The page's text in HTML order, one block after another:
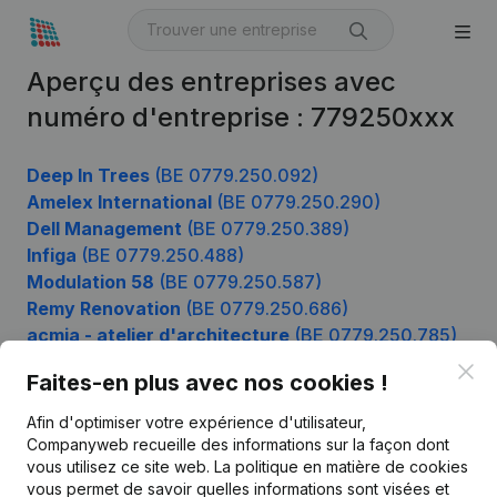
Aperçu des entreprises avec
numéro d'entreprise : 779250xxx
Deep In Trees (BE 0779.250.092)
Amelex International (BE 0779.250.290)
Dell Management (BE 0779.250.389)
Infiga (BE 0779.250.488)
Modulation 58 (BE 0779.250.587)
Remy Renovation (BE 0779.250.686)
acmia - atelier d'architecture(BE 0779.250.785)
Faites-en plus avec nos cookies !
Afin d'optimiser votre expérience d'utilisateur,
Companyweb recueille des informations sur la façon dont
vous utilisez ce site web. La politique en matière de cookies
vous permet de savoir quelles informations sont visées et
Produit
Informations d’entreprise